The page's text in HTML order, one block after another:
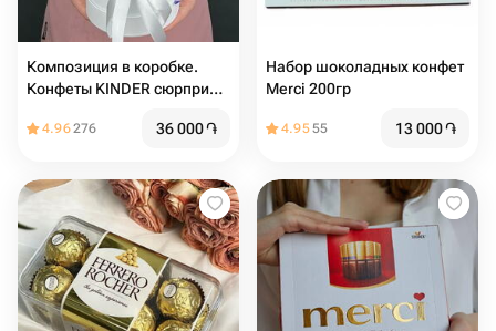
Композиция в коробке.
Конфеты KINDER сюрприз,
чупа-чупс и Хлопок (M)
4.96276 36 000֏
Набор шоколадных конфет
Merci 200гр
4.9555 13 000֏